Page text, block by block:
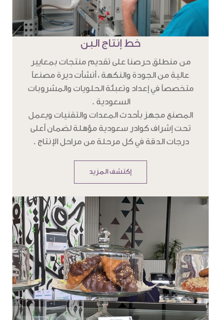
خط إنتاج البن
من منطلق حرصنا على تقديم منتجات بمعايير
عالية من الجودة والنكهة ، أنشأت ديرة مصنعاً
متخصصاً في إعداد وتعبئة الحلويات والمشروبات
السعودية .
المصنع مجهز بأحدث المعدات والتقنيات ويعمل
تحت إشراف كوادر سعودية مؤهلة لضمان أعلى
درجات الدقة في كل مرحلة من مراحل الإنتاج .
إكتشف المزيد